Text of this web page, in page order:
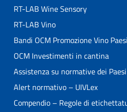
RT-LAB Wine Sensory
RT-LAB Vino
Bandi OCM Promozione Vino
OCM Investimenti in cantina
Assistenza su normative dei
Alert normativo – UIVLex
Compendio – Regole di